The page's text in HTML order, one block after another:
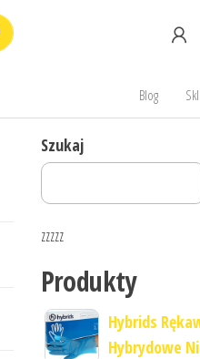
Blog
Szukaj
zzzzz
Produkty
Hybrids
Hybrydowe